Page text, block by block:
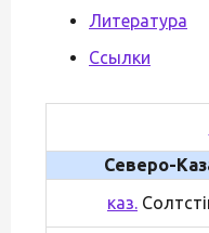
Литература
Ссылки
Северо-
каз.